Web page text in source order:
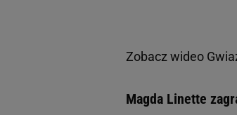
Zobacz wideo
Magda Linette